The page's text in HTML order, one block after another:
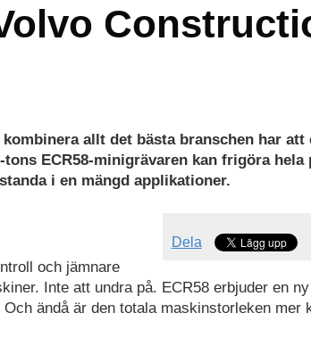
allt det bästa branschen har att
ECR58-minigrävaren kan frigöra hela
i en mängd applikationer.
Dela
och jämnare
Inte att undra på. ECR58 erbjuder en
ändå är den totala maskinstorleken mer